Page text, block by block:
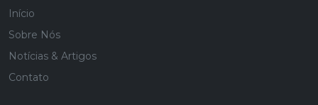
Início
Sobre Nós
Notícias & Artigos
Contato